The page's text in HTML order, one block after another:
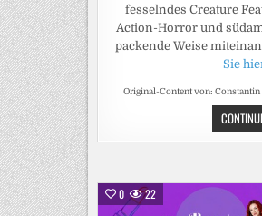
fesselndes Creature
Action-Horror und
packende Weise
Sie
Original-Content von:
0 22